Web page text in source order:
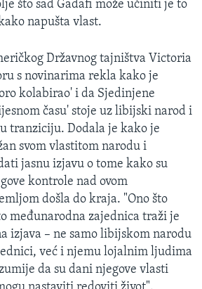
što sad Gadafi može učiniti je to
napušta vlast.
Državnog tajništva Victoria
s novinarima rekla kako je
kolabirao' i da Sjedinjene
času' stoje uz libijski narod i
tranziciju. Dodala je kako je
svom vlastitom narodu i
jasnu izjavu o tome kako su
kontrole nad ovom
došla do kraja. "Ono što
međunarodna zajednica traži je
izjava – ne samo libijskom narodu
već i njemu lojalnim ljudima
da su dani njegove vlasti